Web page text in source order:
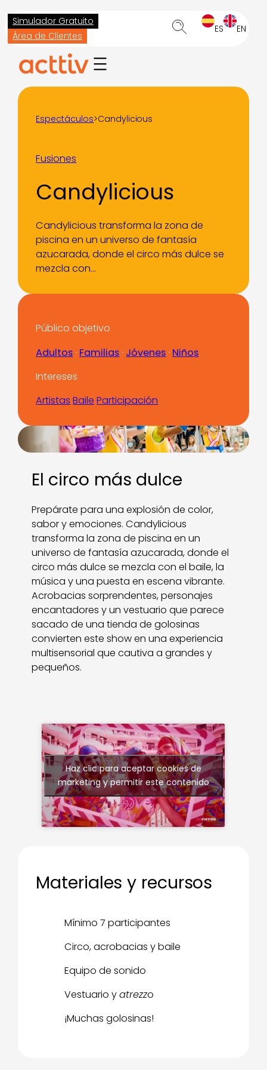
Saltar
al
contenido
Simulador Gratuito
Área de Clientes
ES EN
Espectáculos>Candylicious
Fusiones
Candylicious
Candylicious transforma la zona de
piscina en un universo de fantasía
azucarada, donde el circo más dulce se
mezcla con…
Público objetivo
Adultos · Familias · Jóvenes · Niños
Intereses
Artistas Baile Participación
El circo más dulce
Prepárate para una explosión de color,
sabor y emociones. Candylicious
transforma la zona de piscina en un
universo de fantasía azucarada, donde el
circo más dulce se mezcla con el baile, la
música y una puesta en escena vibrante.
Acrobacias sorprendentes, personajes
encantadores y un vestuario que parece
sacado de una tienda de golosinas
convierten este show en una experiencia
multisensorial que cautiva a grandes y
pequeños.
Haz clic para aceptar cookies de
marketing y permitir este contenido
Materiales y recursos
Mínimo 7 participantes
Circo, acrobacias y baile
Equipo de sonido
Vestuario yatrezzo
¡Muchas golosinas!